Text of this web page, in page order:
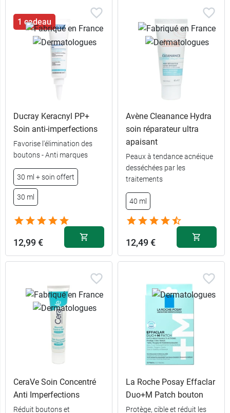
1 cadeau
Ducray Keracnyl PP+
Soin anti-imperfections
Favorise l'élimination des
boutons - Anti marques
30 ml + soin offert
30 ml
12,99 €
Avène Cleanance Hydra
soin réparateur ultra
apaisant
Peaux à tendance acnéique
desséchées par les
traitements
40 ml
12,49 €
CeraVe Soin Concentré
Anti Imperfections
Réduit boutons et
La Roche Posay Effaclar
Duo+M Patch bouton
Protège, cible et réduit les